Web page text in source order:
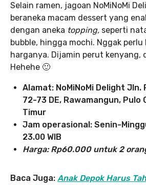
Selain ramen, jagoan NoMiNoMi
beraneka macam dessert yang
dengan aneka topping, seperti
bubble, hingga mochi. Nggak
harganya. Dijamin perut kenyang,
Hehehe 🙂
Alamat: NoMiNoMi Delight Jln.
72-73 DE, Rawamangun, Pulo
Timur
Jam operasional: Senin-
23.00 WIB
Harga: Rp60.000 untuk 2
Baca Juga: Anak Depok Harus